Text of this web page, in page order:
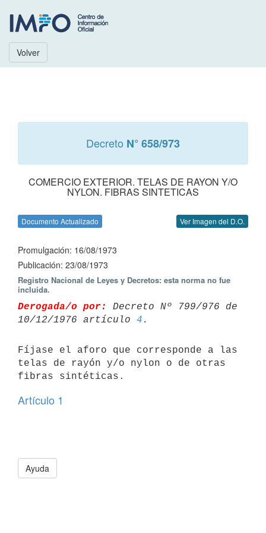
Volver
Decreto N° 658/973
COMERCIO EXTERIOR. TELAS DE RAYON Y/O
NYLON. FIBRAS SINTETICAS
Documento Actualizado Ver Imagen del D.O.
Promulgación: 16/08/1973
Publicación: 23/08/1973
Registro Nacional de Leyes y Decretos: esta norma no fue
incluida.
Derogada/o por:
Decreto Nº 799/976 de
10/12/1976 artículo 4
Fíjase el aforo que corresponde a las
telas de rayón y/o nylon o de otras
fibras sintéticas.
Artículo 1
Ayuda